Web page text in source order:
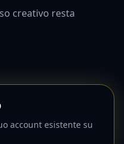
creativo resta
account esistente su